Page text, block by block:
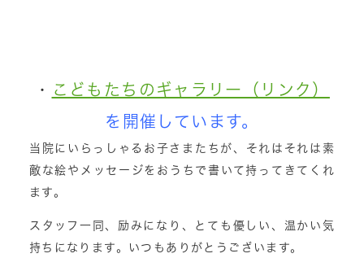
・
こどもたちのギャラリー（リンク）
を開催しています。
当院にいらっしゃるお子さまたちが、それはそれは素
敵な絵やメッセージをおうちで書いて持ってきてくれ
ます。
スタッフ一同、励みになり、とても優しい、温かい気
持ちになります。いつもありがとうございます。